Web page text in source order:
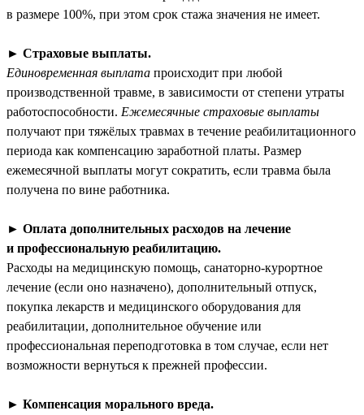
в размере 100%, при этом срок стажа значения не имеет.
► Страховые выплаты.
Единовременная выплата происходит при любой
производственной травме, в зависимости от степени утраты
работоспособности. Ежемесячные страховые выплаты
получают при тяжёлых травмах в течение реабилитационного
периода как компенсацию заработной платы. Размер
ежемесячной выплаты могут сократить, если травма была
получена по вине работника.
► Оплата дополнительных расходов на лечение
и профессиональную реабилитацию.
Расходы на медицинскую помощь, санаторно-курортное
лечение (если оно назначено), дополнительный отпуск,
покупка лекарств и медицинского оборудования для
реабилитации, дополнительное обучение или
профессиональная переподготовка в том случае, если нет
возможности вернуться к прежней профессии.
► Компенсация морального вреда.